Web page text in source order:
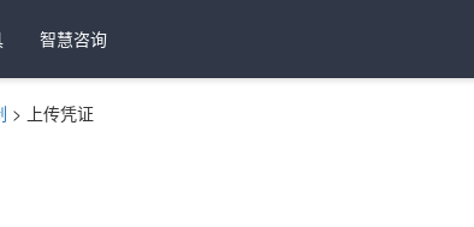
智慧咨询
> 上传凭证